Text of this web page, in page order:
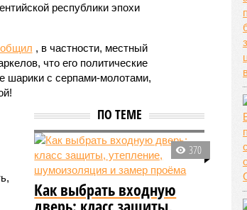
республики эпохи
, в частности, местный
что его политические
шарики с серпами-молотами,
ПО ТЕМЕ
370
Как выбрать входную
дверь: класс защиты,